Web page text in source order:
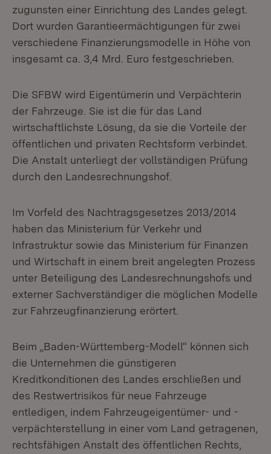
zugunsten einer Einrichtung des Landes gelegt.
Dort wurden Garantieermächtigungen für zwei
verschiedene Finanzierungsmodelle in Höhe von
insgesamt ca. 3,4 Mrd. Euro festgeschrieben.
Die SFBW wird Eigentümerin und Verpächterin
der Fahrzeuge. Sie ist die für das Land
wirtschaftlichste Lösung, da sie die Vorteile der
öffentlichen und privaten Rechtsform verbindet.
Die Anstalt unterliegt der vollständigen Prüfung
durch den Landesrechnungshof.
Im Vorfeld des Nachtragsgesetzes 2013/2014
haben das Ministerium für Verkehr und
Infrastruktur sowie das Ministerium für Finanzen
und Wirtschaft in einem breit angelegten Prozess
unter Beteiligung des Landesrechnungshofs und
externer Sachverständiger die möglichen Modelle
zur Fahrzeugfinanzierung erörtert.
Beim „Baden-Württemberg-Modell“ können sich
die Unternehmen die günstigeren
Kreditkonditionen des Landes erschließen und
des Restwertrisikos für neue Fahrzeuge
entledigen, indem Fahrzeugeigentümer- und -
verpächterstellung in einer vom Land getragenen,
rechtsfähigen Anstalt des öffentlichen Rechts,